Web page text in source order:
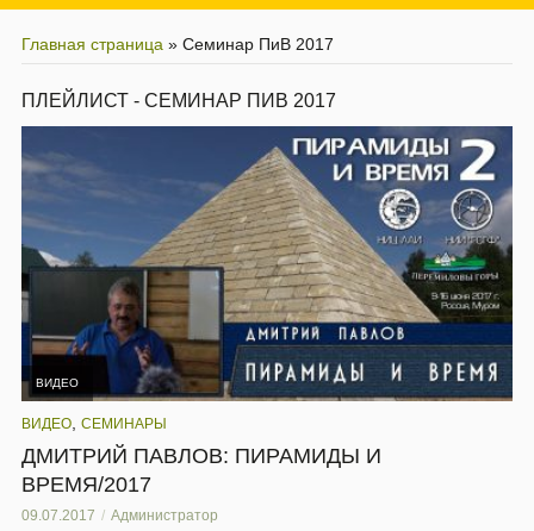
Главная страница » Семинар ПиВ 2017
ПЛЕЙЛИСТ - СЕМИНАР ПИВ 2017
ВИДЕО
ВИДЕО СЕМИНАРЫ
ДМИТРИЙ ПАВЛОВ: ПИРАМИДЫ И
ВРЕМЯ/2017
09.07.2017 Администратор